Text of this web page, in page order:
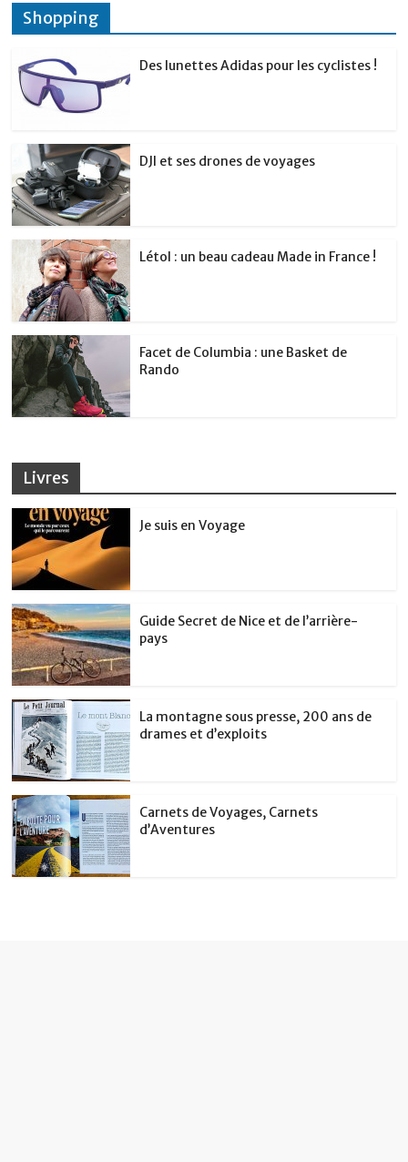
Shopping
Des lunettes Adidas pour les cyclistes !
DJI et ses drones de voyages
Létol : un beau cadeau Made in France !
Facet de Columbia : une Basket de
Rando
Livres
Je suis en Voyage
Guide Secret de Nice et de l’arrière-
pays
La montagne sous presse, 200 ans de
drames et d’exploits
Carnets de Voyages, Carnets
d’Aventures